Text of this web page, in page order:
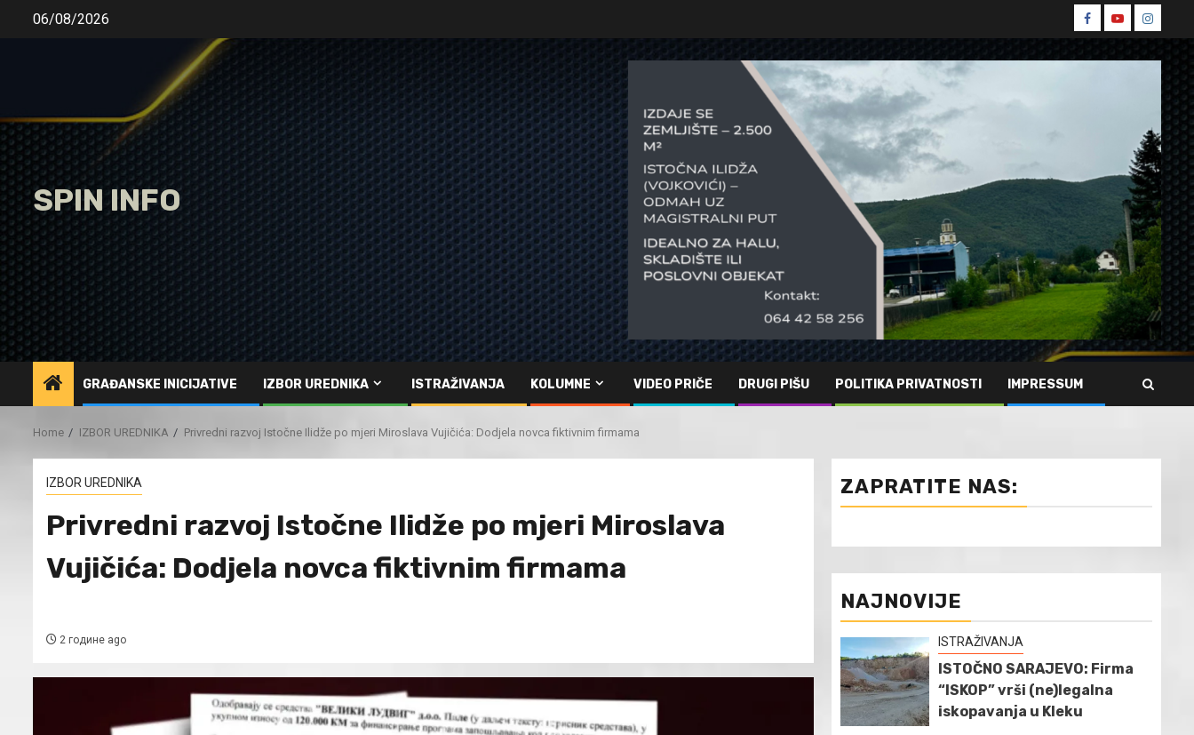
06/08/2026
Spin
Facebook
Spin
Youtube
Spin
SPIN INFO
GRAĐANSKE INICIJATIVE IZBOR UREDNIKA ISTRAŽIVANJA KOLUMNE VIDEO PRIČE DRUGI PIŠU POLITIKA PRIVATNOSTI IMPRESSUM
Home IZBOR UREDNIKA Privredni razvoj Istočne Ilidže po mjeri Miroslava Vujičića: Dodjela novca fiktivnim firmama
IZBOR UREDNIKA
Privredni razvoj Istočne Ilidže po mjeri Miroslava
Vujičića: Dodjela novca fiktivnim firmama
2 године ago
ZAPRATITE NAS:
NAJNOVIJE
ISTRAŽIVANJA
ISTOČNO SARAJEVO: Firma
“ISKOP” vrši (ne)legalna
iskopavanja u Kleku